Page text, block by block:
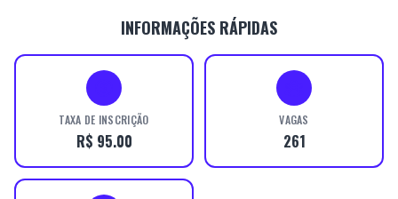
Atendimento ao Candidato
INFORMAÇÕES RÁPIDAS
TAXA DE INSCRIÇÃO
R$ 95.00
VAGAS
261